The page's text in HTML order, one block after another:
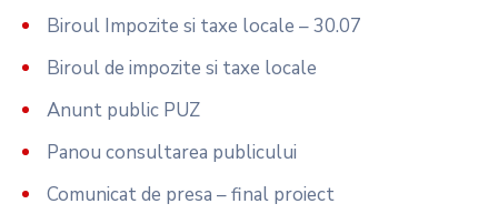
Biroul Impozite si taxe locale – 30.07
Biroul de impozite si taxe locale
Anunt public PUZ
Panou consultarea publicului
Comunicat de presa – final proiect